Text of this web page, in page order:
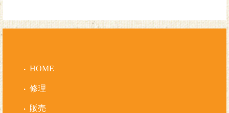
HOME
修理
販売